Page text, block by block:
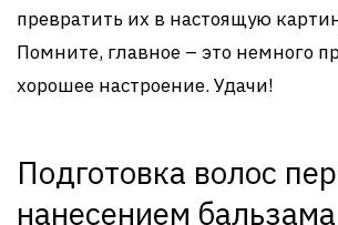
превратить их в настоящую
Помните, главное – это немного
хорошее настроение. Удачи!
Подготовка волос
нанесением бальзама